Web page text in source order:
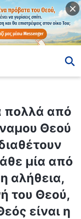
πολλά από
Θεού
μία από
η αλήθεια,
του Θεού,
είναι η